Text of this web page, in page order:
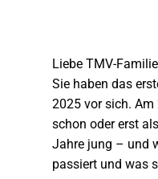
Liebe TMV-
Sie haben das
2025 vor sich. Am
schon oder erst
Jahre jung – und
passiert und was